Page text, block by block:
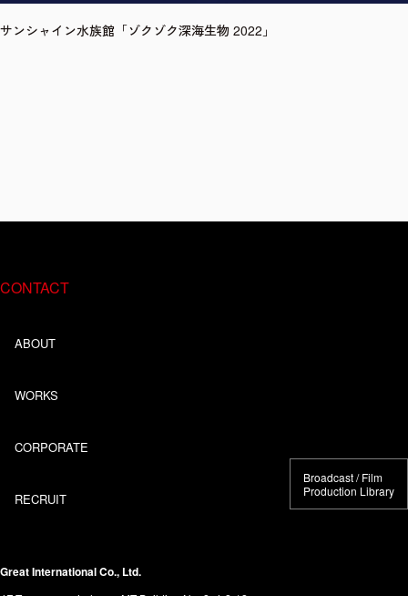
サンシャイン水族館「ゾクゾク深海生物 2022」
Great International Co., Ltd.
Broadcast / Film
Production Library
ABOUT
WORKS
CORPORATE
RECRUIT
CONTACT